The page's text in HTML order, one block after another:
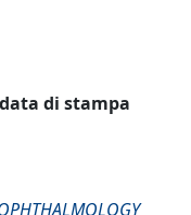
di stampa